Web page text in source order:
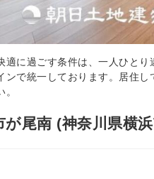
適に過ごす条件は、一人ひと
ンで統一しております。居住し
尾南 (神奈川県横